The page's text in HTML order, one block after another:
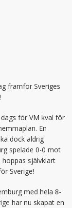
framför Sveriges
för VM kval för
En
dock aldrig
spelade 0-0 mot
hoppas självklart
Sverige!
med hela 8-
har nu skapat en